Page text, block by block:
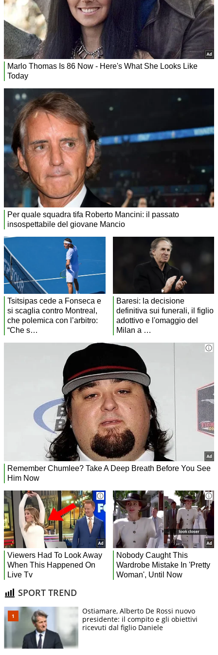
SPORT TREND
Ostiamare, Alberto De Rossi nuovo
presidente: il compito e gli obiettivi
ricevuti dal figlio Daniele